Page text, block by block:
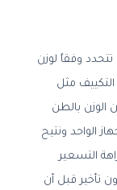
وفقاً لوزن
التكييف مثل
الوزن بالطن
الواحد ونتيح
التسعير
تأخير قبل أن